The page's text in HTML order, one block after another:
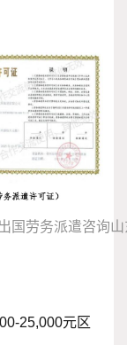
国劳务派遣咨询
25,000元区